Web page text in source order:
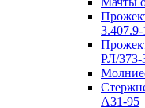
3.407.9-
РЛ/373-
А31-95